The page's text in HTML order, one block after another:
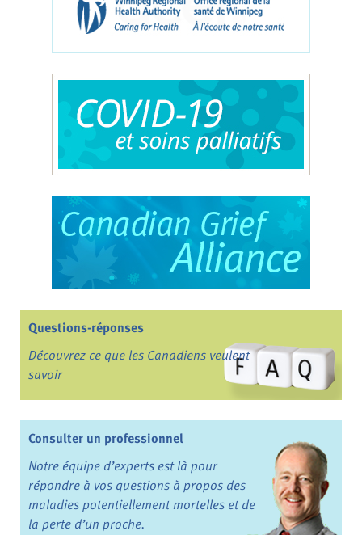
Questions-réponses
Découvrez ce que les Canadiens veulent
savoir
Consulter un professionnel
Notre équipe d’experts est là pour
répondre à vos questions à propos des
maladies potentiellement mortelles et de
la perte d’un proche.